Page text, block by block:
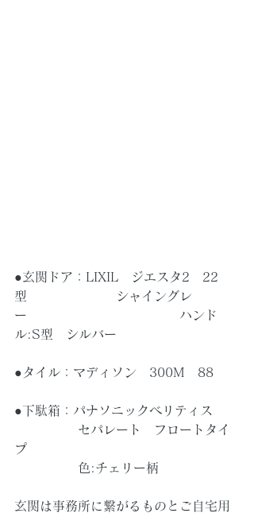
●玄関ドア：LIXIL　ジエスタ2　22
型　　　　　　　シャイングレ
ー　　　　　　　　　　　　ハンド
ル:S型　シルバー
●タイル：マディソン　300M　88
●下駄箱：パナソニックベリティス
セパレート　フロートタイ
プ
色:チェリー柄
玄関は事務所に繋がるものとご自宅用